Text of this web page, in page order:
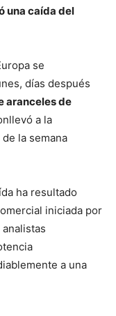
una caída del
se
días después
aranceles de
a la
la semana
ha resultado
iniciada por
a una